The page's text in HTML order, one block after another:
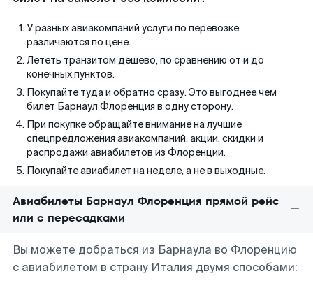
У разных авиакомпаний услуги по перевозке
различаются по цене.
Лететь транзитом дешево, по сравнению от и до
конечных пунктов.
Покупайте туда и обратно сразу. Это выгоднее чем
билет Барнаул Флоренция в одну сторону.
При покупке обращайте внимание на лучшие
спецпредложения авиакомпаний, акции, скидки и
распродажи авиабилетов из Флоренции.
Покупайте авиабилет на неделе, а не в выходные.
Авиабилеты Барнаул Флоренция прямой рейс
или с пересадками
Вы можете добраться из Барнаула во Флоренцию
с авиабилетом в страну Италия двумя способами: